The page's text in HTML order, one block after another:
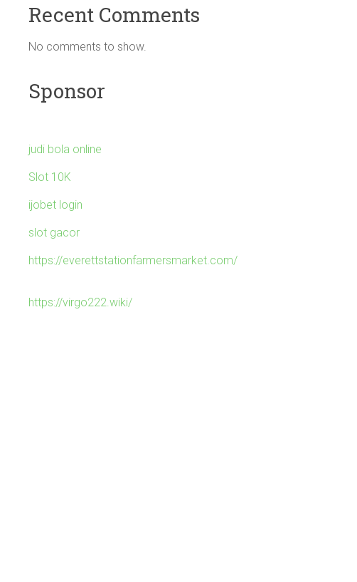
Recent Comments
No comments to show.
Sponsor
judi bola online
Slot 10K
ijobet login
slot gacor
https://everettstationfarmersmarket.com/
https://virgo222.wiki/